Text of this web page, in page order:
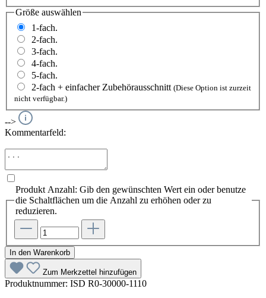
Größe auswählen
1-fach.
2-fach.
3-fach.
4-fach.
5-fach.
2-fach + einfacher Zubehörausschnitt (Diese Option ist zurzeit
nicht verfügbar.)
-->
Kommentarfeld:
Produkt Anzahl: Gib den gewünschten Wert ein oder benutze
die Schaltflächen um die Anzahl zu erhöhen oder zu
reduzieren.
In den Warenkorb
Zum Merkzettel hinzufügen
Produktnummer: ISD R0-30000-1110